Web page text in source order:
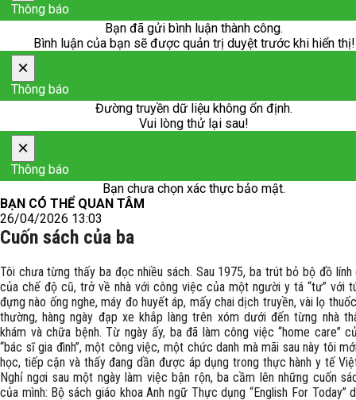
Thông báo
Bạn đã gửi bình luận thành công.
Bình luận của bạn sẽ được quản trị duyệt trước khi hiển thị!
×
Thông báo
Đường truyền dữ liệu không ổn định.
Vui lòng thử lại sau!
×
Thông báo
Bạn chưa chọn xác thực bảo mật.
BẠN CÓ THỂ QUAN TÂM
26/04/2026 13:03
Cuốn sách của ba
Tôi chưa từng thấy ba đọc nhiều sách. Sau 1975, ba trút bỏ bộ đồ lính
của chế độ cũ, trở về nhà với công việc của một người y tá “tư” với
đựng nào ống nghe, máy đo huyết áp, mấy chai dịch truyền, vài lọ
thường, hàng ngày đạp xe khắp làng trên xóm dưới đến từng nhà
khám và chữa bệnh. Từ ngày ấy, ba đã làm công việc “home care”
“bác sĩ gia đình”, một công việc, một chức danh mà mãi sau này tôi
học, tiếp cận và thấy đang dần được áp dụng trong thực hành y tế
Nghỉ ngơi sau một ngày làm việc bận rộn, ba cầm lên những cuốn
của mình: Bộ sách giáo khoa Anh ngữ Thực dụng “English For Today”